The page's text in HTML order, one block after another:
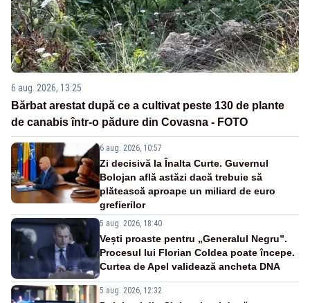
6 aug. 2026, 13:25
Bărbat arestat după ce a cultivat peste 130 de plante
de canabis într-o pădure din Covasna - FOTO
6 aug. 2026, 10:57
Zi decisivă la Înalta Curte. Guvernul
Bolojan află astăzi dacă trebuie să
plătească aproape un miliard de euro
grefierilor
5 aug. 2026, 18:40
Vești proaste pentru „Generalul Negru”.
Procesul lui Florian Coldea poate începe.
Curtea de Apel validează ancheta DNA
5 aug. 2026, 12:32